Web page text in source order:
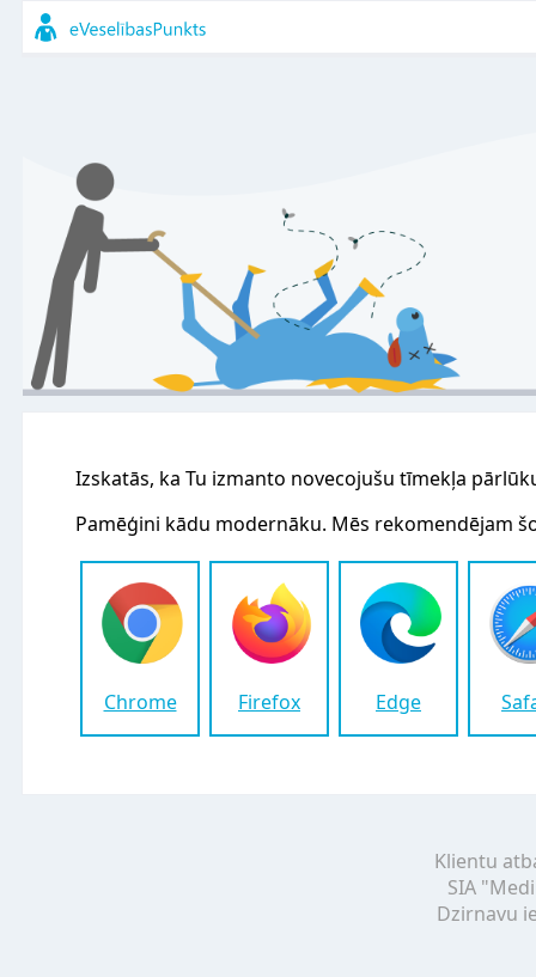
Izskatās, ka Tu izmanto novecojušu tīmekļa
Pamēģini kādu modernāku. Mēs rekomendējam
Chrome Firefox Edge
Klientu
SIA
Dzirnavu